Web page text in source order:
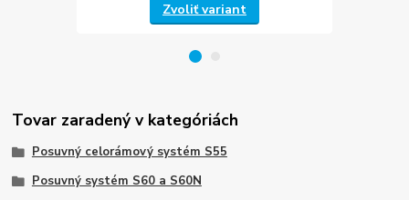
Zvoliť variant
Tovar zaradený v kategóriách
Posuvný celorámový systém S55
Posuvný systém S60 a S60N